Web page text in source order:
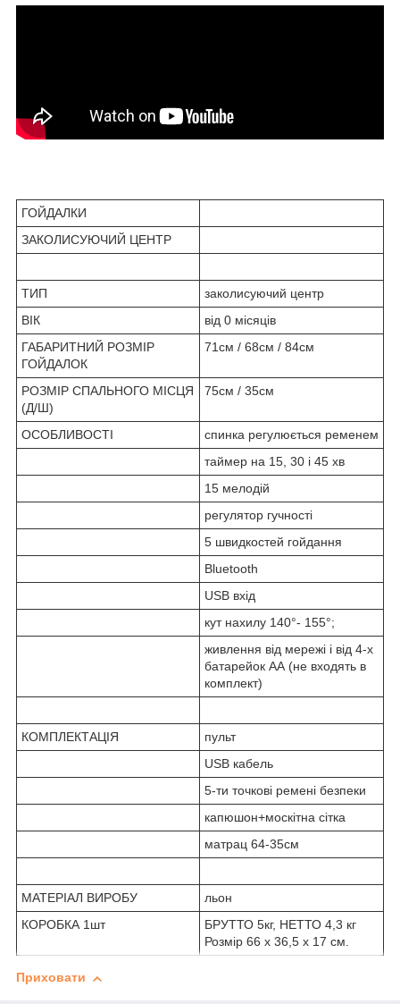
ГОЙДАЛКИ
ЗАКОЛИСУЮЧИЙ ЦЕНТР
ТИП
заколисуючий центр
ВІК
від 0 місяців
ГАБАРИТНИЙ РОЗМІР
ГОЙДАЛОК
71см / 68см / 84см
РОЗМІР СПАЛЬНОГО МІСЦЯ
(Д/Ш)
75см / 35см
ОСОБЛИВОСТІ
спинка регулюється ременем
таймер на 15, 30 і 45 хв
15 мелодій
регулятор гучності
5 швидкостей гойдання
Bluetooth
USB вхід
кут нахилу 140°- 155°;
живлення від мережі і від 4-х
батарейок АА (не входять в
комплект)
КОМПЛЕКТАЦІЯ
пульт
USB кабель
5-ти точкові ремені безпеки
капюшон+москітна сітка
матрац 64-35см
МАТЕРІАЛ ВИРОБУ
льон
КОРОБКА 1шт
БРУТТО 5кг, НЕТТО 4,3 кг
Розмір 66 х 36,5 х 17 см.
Приховати